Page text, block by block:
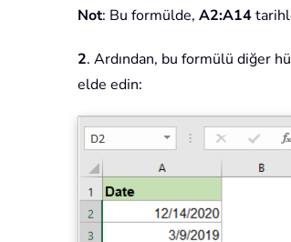
Not: Bu formülde, A2:A14
2. Ardından, bu formülü diğer
elde edin: